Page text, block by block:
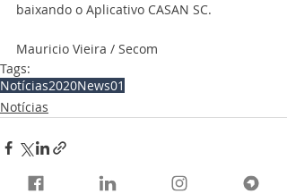
baixando o Aplicativo CASAN SC.
Mauricio Vieira / Secom
Tags:
Notícias2020News01
Notícias